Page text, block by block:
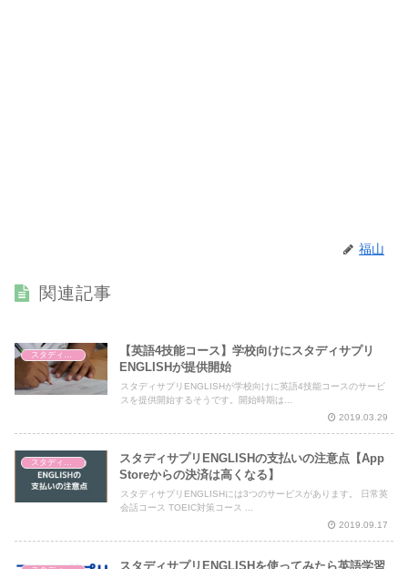
福山
関連記事
スタディサプリENGLISH
【英語4技能コース】学校向けにスタディサプリ
ENGLISHが提供開始
スタディサプリENGLISHが学校向けに英語4技能コースのサービ
スを提供開始するそうです。開始時期は...
2019.03.29
スタディサプリENGLISH
スタディサプリENGLISHの支払いの注意点【App
Storeからの決済は高くなる】
スタディサプリENGLISHには3つのサービスがあります。 日常英
会話コース TOEIC対策コース ...
2019.09.17
スタディサプリENGLISHを使ってみたら英語学習